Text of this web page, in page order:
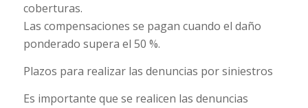
coberturas.
Las compensaciones se pagan cuando el daño
ponderado supera el 50 %.
Plazos para realizar las denuncias por siniestros
Es importante que se realicen las denuncias